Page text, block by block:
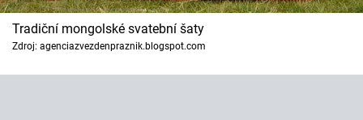
Tradiční mongolské svatební šaty
Zdroj: agenciazvezdenpraznik.blogspot.com